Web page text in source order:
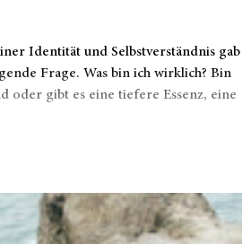
Identität und Selbstverständnis gab
Frage. Was bin ich wirklich? Bin
oder gibt es eine tiefere Essenz, eine